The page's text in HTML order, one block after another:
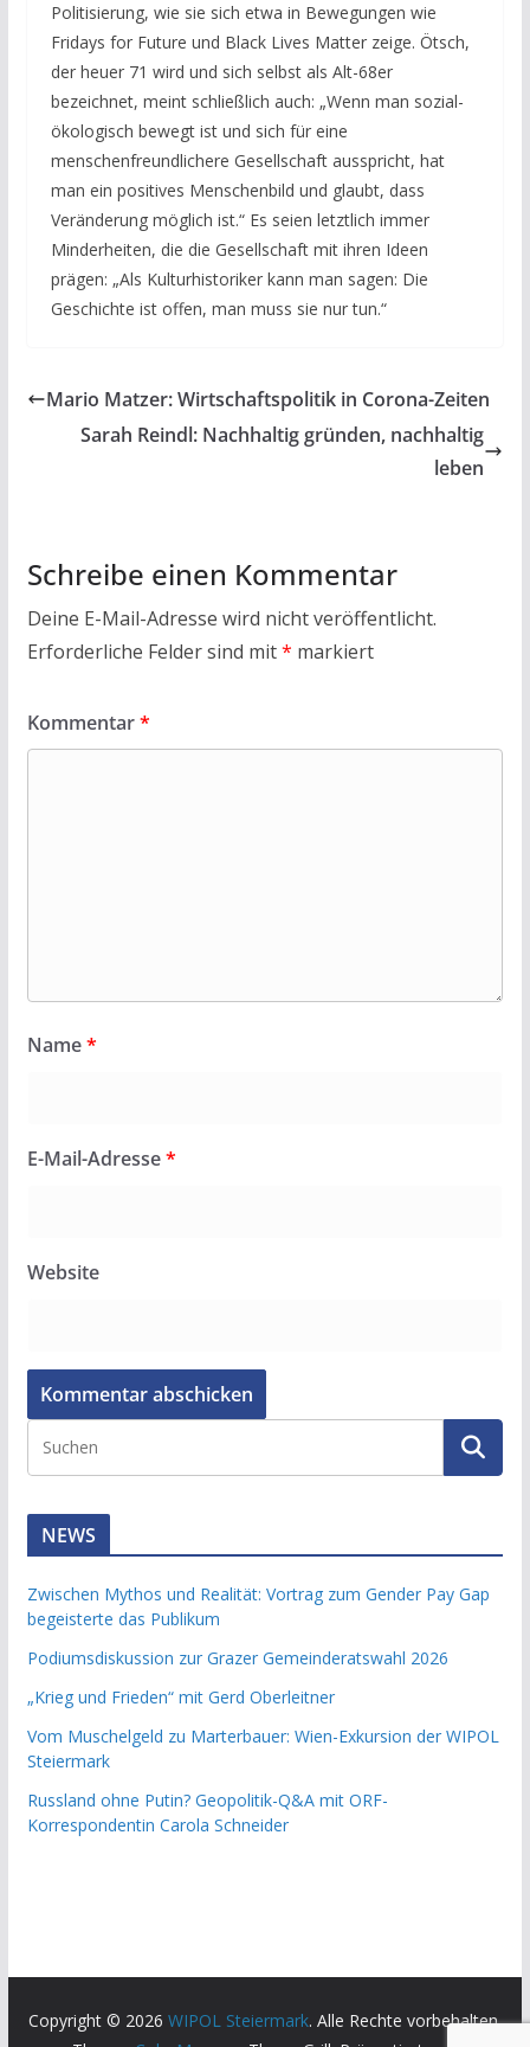
Politisierung, wie sie sich etwa in Bewegungen wie
Fridays for Future und Black Lives Matter zeige. Ötsch,
der heuer 71 wird und sich selbst als Alt-68er
bezeichnet, meint schließlich auch: „Wenn man sozial-
ökologisch bewegt ist und sich für eine
menschenfreundlichere Gesellschaft ausspricht, hat
man ein positives Menschenbild und glaubt, dass
Veränderung möglich ist.“ Es seien letztlich immer
Minderheiten, die die Gesellschaft mit ihren Ideen
prägen: „Als Kulturhistoriker kann man sagen: Die
Geschichte ist offen, man muss sie nur tun.“
Mario Matzer: Wirtschaftspolitik in Corona-Zeiten
Sarah Reindl: Nachhaltig gründen, nachhaltig
leben
Schreibe einen Kommentar
Deine E-Mail-Adresse wird nicht veröffentlicht.
Erforderliche Felder sind mit* markiert
Kommentar*
Name*
E-Mail-Adresse*
Website
NEWS
Zwischen Mythos und Realität: Vortrag zum Gender Pay Gap
begeisterte das Publikum
Podiumsdiskussion zur Grazer Gemeinderatswahl 2026
„Krieg und Frieden“ mit Gerd Oberleitner
Vom Muschelgeld zu Marterbauer: Wien-Exkursion der WIPOL
Steiermark
Russland ohne Putin? Geopolitik-Q&A mit ORF-
Korrespondentin Carola Schneider
Copyright © 2026 WIPOL Steiermark. Alle Rechte vorbehalten.